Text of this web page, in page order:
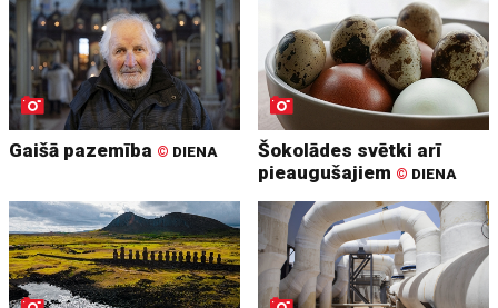
Gaišā pazemība © DIENA
Šokolādes svētki arī
pieaugušajiem © DIENA